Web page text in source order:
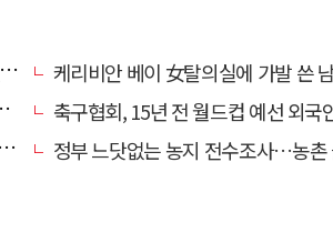
케리비안 베이 女탈의실에 가발 쓴
축구협회, 15년 전 월드컵 예선 외국인
정부 느닷없는 농지 전수조사…농촌 들